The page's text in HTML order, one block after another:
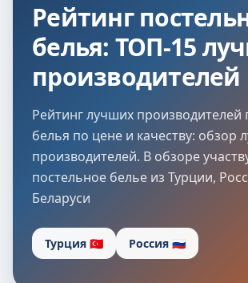
Рейтинг
белья: ТОП-15
производителей
Рейтинг лучших производителей
белья по цене и качеству: обзор
производителей. В обзоре
постельное белье из Турции,
Беларуси
Турция 🇹🇷 Россия 🇷🇺